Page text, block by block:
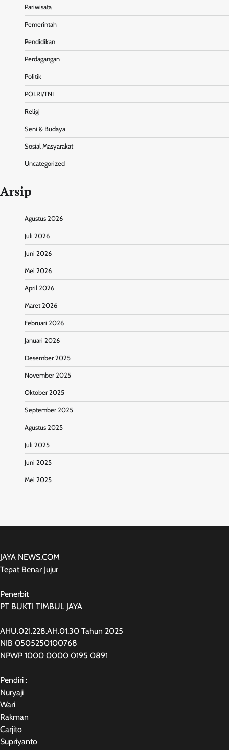
Pariwisata
Pemerintah
Pendidikan
Perdagangan
Politik
POLRI/TNI
Religi
Seni & Budaya
Sosial Masyarakat
Uncategorized
Arsip
Agustus 2026
Juli 2026
Juni 2026
Mei 2026
April 2026
Maret 2026
Februari 2026
Januari 2026
Desember 2025
November 2025
Oktober 2025
September 2025
Agustus 2025
Juli 2025
Juni 2025
Mei 2025
JAYA NEWS.COM
Tepat Benar Jujur
Penerbit
PT BUKTI TIMBUL JAYA
AHU.021.228.AH.01.30 Tahun 2025
NIB 0505250100768
NPWP 1000 0000 0195 0891
Pendiri :
Nuryaji
Wari
Rakman
Carjito
Supriyanto